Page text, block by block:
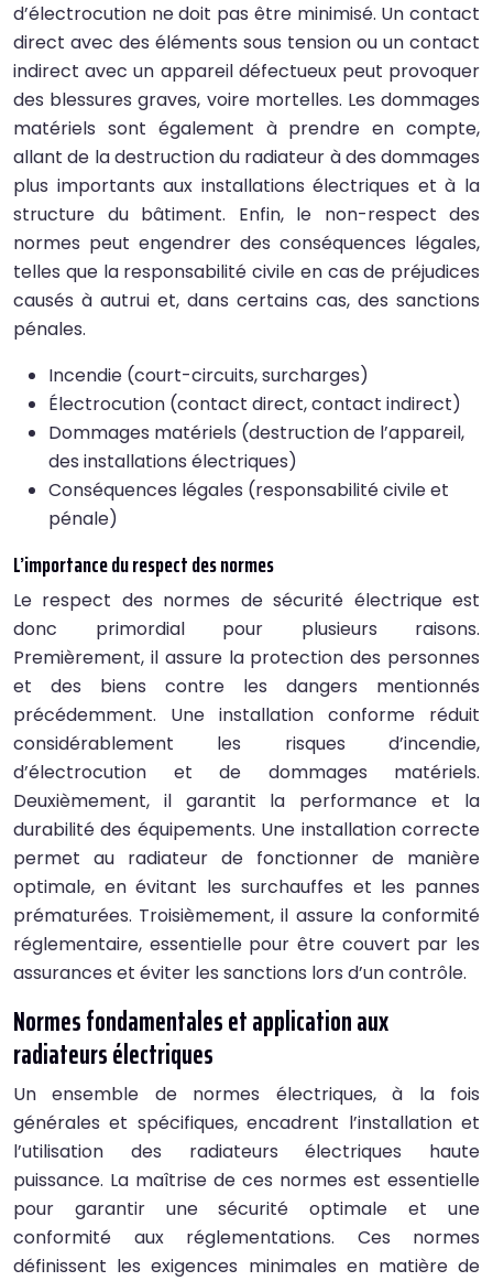
d’électrocution ne doit pas être minimisé. Un contact
direct avec des éléments sous tension ou un contact
indirect avec un appareil défectueux peut provoquer
des blessures graves, voire mortelles. Les dommages
matériels sont également à prendre en compte,
allant de la destruction du radiateur à des dommages
plus importants aux installations électriques et à la
structure du bâtiment. Enfin, le non-respect des
normes peut engendrer des conséquences légales,
telles que la responsabilité civile en cas de préjudices
causés à autrui et, dans certains cas, des sanctions
pénales.
Incendie (court-circuits, surcharges)
Électrocution (contact direct, contact indirect)
Dommages matériels (destruction de l’appareil,
des installations électriques)
Conséquences légales (responsabilité civile et
pénale)
L’importance du respect des normes
Le respect des normes de sécurité électrique est
donc primordial pour plusieurs raisons.
Premièrement, il assure la protection des personnes
et des biens contre les dangers mentionnés
précédemment. Une installation conforme réduit
considérablement les risques d’incendie,
d’électrocution et de dommages matériels.
Deuxièmement, il garantit la performance et la
durabilité des équipements. Une installation correcte
permet au radiateur de fonctionner de manière
optimale, en évitant les surchauffes et les pannes
prématurées. Troisièmement, il assure la conformité
réglementaire, essentielle pour être couvert par les
assurances et éviter les sanctions lors d’un contrôle.
Normes fondamentales et application aux
radiateurs électriques
Un ensemble de normes électriques, à la fois
générales et spécifiques, encadrent l’installation et
l’utilisation des radiateurs électriques haute
puissance. La maîtrise de ces normes est essentielle
pour garantir une sécurité optimale et une
conformité aux réglementations. Ces normes
définissent les exigences minimales en matière de